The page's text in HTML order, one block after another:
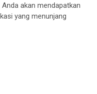
akan mendapatkan
yang menunjang